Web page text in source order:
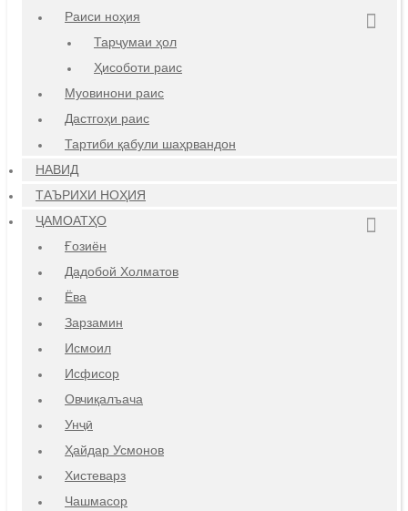
Раиси ноҳия
Тарҷумаи ҳол
Ҳисоботи раис
Муовинони раис
Дастгоҳи раис
Тартиби қабули шаҳрвандон
НАВИД
ТАЪРИХИ НОҲИЯ
ҶАМОАТҲО
Ғозиён
Дадобой Холматов
Ёва
Зарзамин
Исмоил
Исфисор
Овчиқалъача
Унҷӣ
Ҳайдар Усмонов
Хистеварз
Чашмасор